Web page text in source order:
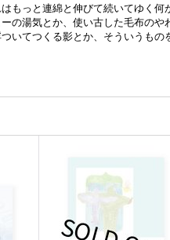
もっと連綿と伸びて続いてゆく何
の湯気とか、使い古した毛布のや
いてつくる影とか、そういうもの